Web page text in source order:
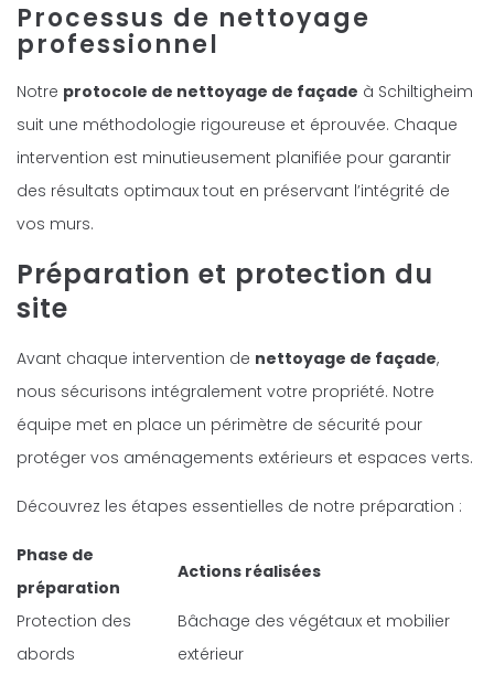
Processus de nettoyage
professionnel
Notre protocole de nettoyage de façade à Schiltigheim
suit une méthodologie rigoureuse et éprouvée. Chaque
intervention est minutieusement planifiée pour garantir
des résultats optimaux tout en préservant l’intégrité de
vos murs.
Préparation et protection du
site
Avant chaque intervention de nettoyage de façade,
nous sécurisons intégralement votre propriété. Notre
équipe met en place un périmètre de sécurité pour
protéger vos aménagements extérieurs et espaces verts.
Découvrez les étapes essentielles de notre préparation :
Phase de
préparation
Actions réalisées
Protection des
abords
Bâchage des végétaux et mobilier
extérieur